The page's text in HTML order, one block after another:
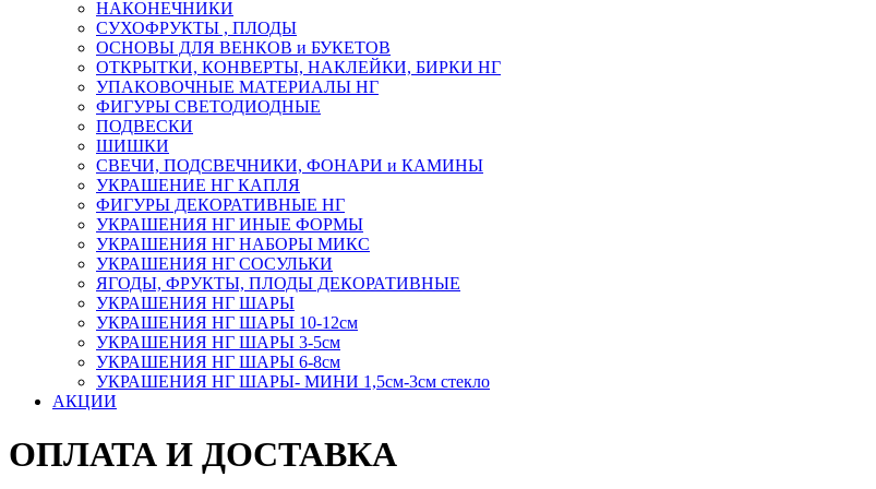
НАКОНЕЧНИКИ
СУХОФРУКТЫ , ПЛОДЫ
ОСНОВЫ ДЛЯ ВЕНКОВ и БУКЕТОВ
ОТКРЫТКИ, КОНВЕРТЫ, НАКЛЕЙКИ, БИРКИ НГ
УПАКОВОЧНЫЕ МАТЕРИАЛЫ НГ
ФИГУРЫ СВЕТОДИОДНЫЕ
ПОДВЕСКИ
ШИШКИ
СВЕЧИ, ПОДСВЕЧНИКИ, ФОНАРИ и КАМИНЫ
УКРАШЕНИЕ НГ КАПЛЯ
ФИГУРЫ ДЕКОРАТИВНЫЕ НГ
УКРАШЕНИЯ НГ ИНЫЕ ФОРМЫ
УКРАШЕНИЯ НГ НАБОРЫ МИКС
УКРАШЕНИЯ НГ СОСУЛЬКИ
ЯГОДЫ, ФРУКТЫ, ПЛОДЫ ДЕКОРАТИВНЫЕ
УКРАШЕНИЯ НГ ШАРЫ
УКРАШЕНИЯ НГ ШАРЫ 10-12см
УКРАШЕНИЯ НГ ШАРЫ 3-5см
УКРАШЕНИЯ НГ ШАРЫ 6-8см
УКРАШЕНИЯ НГ ШАРЫ- МИНИ 1,5см-3см стекло
АКЦИИ
ОПЛАТА И ДОСТАВКА